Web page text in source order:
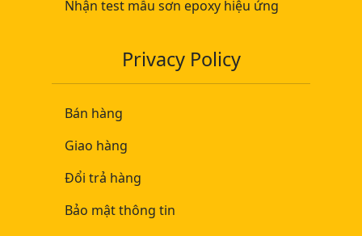
Nhận test mẫu sơn epoxy hiệu ứng
Privacy Policy
Bán hàng
Giao hàng
Đổi trả hàng
Bảo mật thông tin